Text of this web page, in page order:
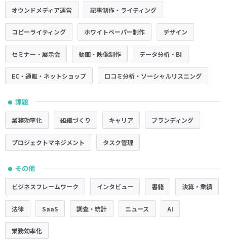
オウンドメディア運営 記事制作・ライティング
コピーライティング ホワイトペーパー制作 デザイン
セミナー・展示会 動画・映像制作 データ分析・BI
EC・通販・ネットショップ 口コミ分析・ソーシャルリスニング
● 課題
業務効率化 組織づくり キャリア ブランディング
プロジェクトマネジメント タスク管理
● その他
ビジネスフレームワーク インタビュー 書籍 決算・業績
法律 SaaS 調査・統計 ニュース AI
業務効率化